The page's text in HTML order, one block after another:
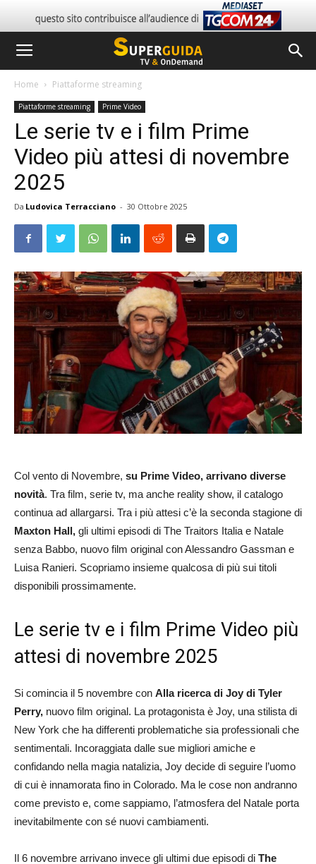
Home Piattaforme streaming
Piattaforme streaming Prime Video
Le serie tv e i film Prime
Video più attesi di novembre
2025
Da Ludovica Terracciano - 30 Ottobre 2025
Col vento di Novembre, su Prime Video, arrivano diverse
novità. Tra film, serie tv, ma anche reality show, il catalogo
continua ad allargarsi. Tra i più attesi c’è la seconda stagione di
Maxton Hall, gli ultimi episodi di The Traitors Italia e Natale
senza Babbo, nuovo film original con Alessandro Gassman e
Luisa Ranieri. Scopriamo insieme qualcosa di più sui titoli
disponibili prossimamente.
Le serie tv e i film Prime Video più
attesi di novembre 2025
Si comincia il 5 novembre con Alla ricerca di Joy di Tyler
Perry, nuovo film original. La protagonista è Joy, una stilista di
New York che ha differenti problematiche sia professionali che
sentimentali. Incoraggiata dalle sue migliori amiche e
confidando nella magia natalizia, Joy decide di seguire l’uomo
di cui è innamorata fino in Colorado. Ma le cose non andranno
come previsto e, come sappiamo, l’atmosfera del Natale porta
inevitabilmente con sé nuovi cambiamenti.
Il 6 novembre arrivano invece gli ultimi due episodi di The